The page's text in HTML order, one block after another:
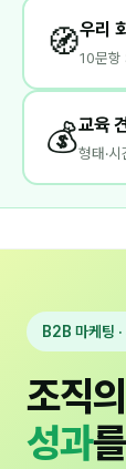
🧭우리
10문항
💰교육
형태·
B2B 마케팅
조직
성과